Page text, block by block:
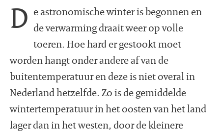
D e astronomische winter is begonnen en
de verwarming draait weer op volle
toeren. Hoe hard er gestookt moet
worden hangt onder andere af van de
buitentemperatuur en deze is niet overal in
Nederland hetzelfde. Zo is de gemiddelde
wintertemperatuur in het oosten van het land
lager dan in het westen, door de kleinere